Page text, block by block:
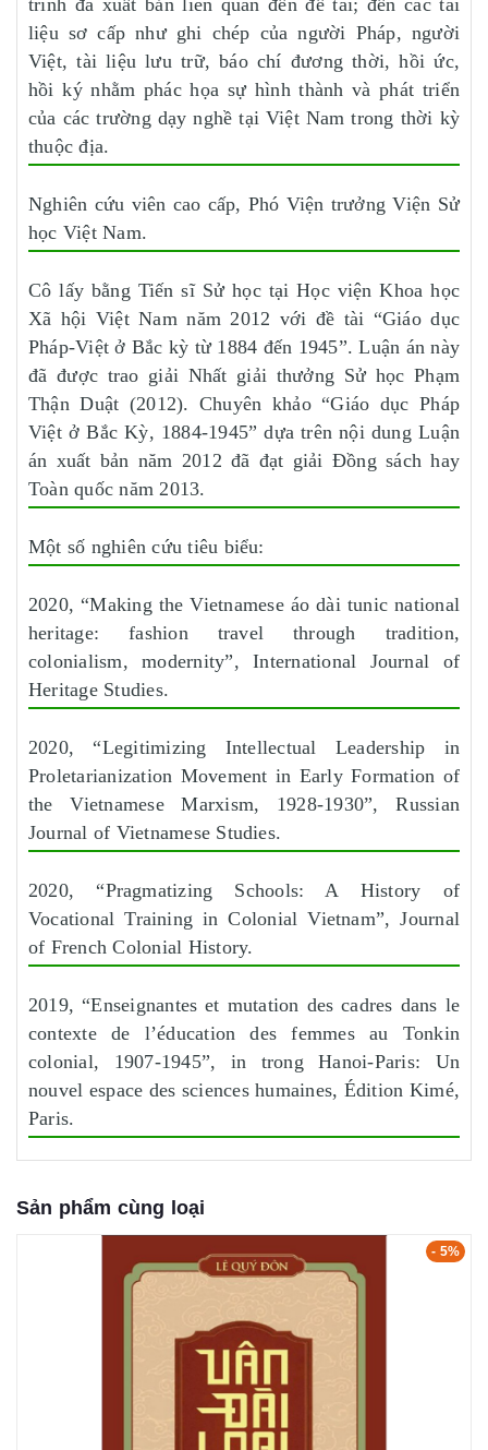
liệu sơ cấp như ghi chép của người Pháp, người
Việt, tài liệu lưu trữ, báo chí đương thời, hồi ức,
hồi ký nhằm phác họa sự hình thành và phát triển
của các trường dạy nghề tại Việt Nam trong thời kỳ
thuộc địa.
Nghiên cứu viên cao cấp, Phó Viện trưởng Viện Sử
học Việt Nam.
Cô lấy bằng Tiến sĩ Sử học tại Học viện Khoa học
Xã hội Việt Nam năm 2012 với đề tài “Giáo dục
Pháp-Việt ở Bắc kỳ từ 1884 đến 1945”. Luận án này
đã được trao giải Nhất giải thưởng Sử học Phạm
Thận Duật (2012). Chuyên khảo “Giáo dục Pháp
Việt ở Bắc Kỳ, 1884-1945” dựa trên nội dung Luận
án xuất bản năm 2012 đã đạt giải Đồng sách hay
Toàn quốc năm 2013.
Một số nghiên cứu tiêu biểu:
2020, “Making the Vietnamese áo dài tunic national
heritage: fashion travel through tradition,
colonialism, modernity”, International Journal of
Heritage Studies.
2020, “Legitimizing Intellectual Leadership in
Proletarianization Movement in Early Formation of
the Vietnamese Marxism, 1928-1930”, Russian
Journal of Vietnamese Studies.
2020, “Pragmatizing Schools: A History of
Vocational Training in Colonial Vietnam”, Journal
of French Colonial History.
2019, “Enseignantes et mutation des cadres dans le
contexte de l’éducation des femmes au Tonkin
colonial, 1907-1945”, in trong Hanoi-Paris: Un
nouvel espace des sciences humaines, Édition Kimé,
Paris.
Sản phẩm cùng loại
- 5%